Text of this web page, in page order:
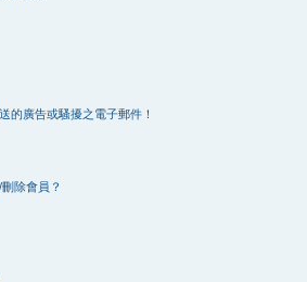
的廣告或騷擾之電子郵件！
除會員？